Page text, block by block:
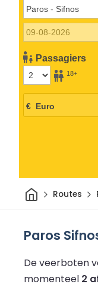
Passagiers
18+
ThuisRoutes
Paros
De veerboten
momenteel 2